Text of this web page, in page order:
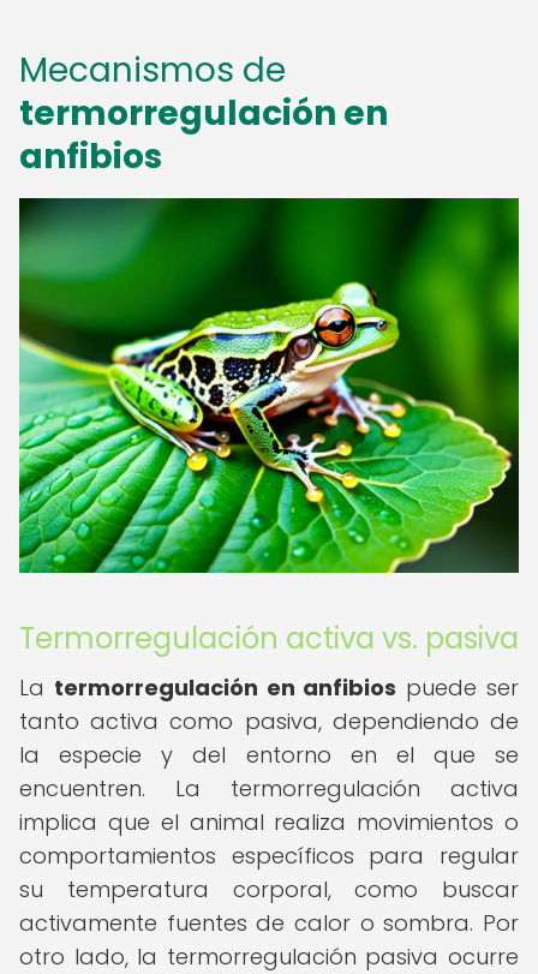
Mecanismos de
termorregulación en
anfibios
Termorregulación activa vs. pasiva
La termorregulación en anfibios puede ser
tanto activa como pasiva, dependiendo de
la especie y del entorno en el que se
encuentren. La termorregulación activa
implica que el animal realiza movimientos o
comportamientos específicos para regular
su temperatura corporal, como buscar
activamente fuentes de calor o sombra. Por
otro lado, la termorregulación pasiva ocurre